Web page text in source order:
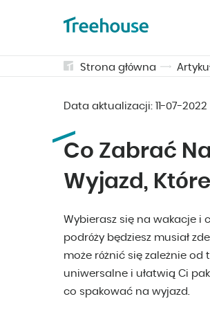
Strona główna
Data aktualizacji: 11-07-2022
Co Zabrać
Wyjazd,
Wybierasz się na wakacje i
podróży będziesz musiał
może różnić się zależnie od
uniwersalne i ułatwią Ci
co spakować na wyjazd.